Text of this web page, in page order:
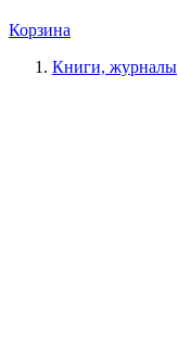
Корзина
Книги, журналы